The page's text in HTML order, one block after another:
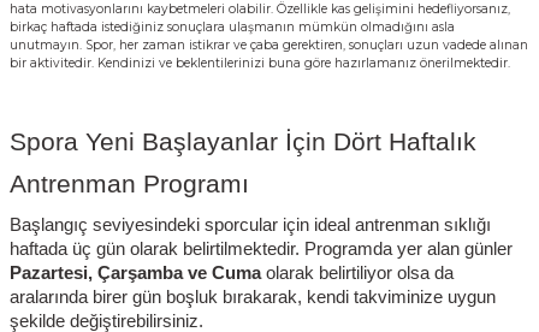
hata motivasyonlarını kaybetmeleri olabilir. Özellikle kas gelişimini hedefliyorsanız,
birkaç haftada istediğiniz sonuçlara ulaşmanın mümkün olmadığını asla
unutmayın. Spor, her zaman istikrar ve çaba gerektiren, sonuçları uzun vadede alınan
bir aktivitedir. Kendinizi ve beklentilerinizi buna göre hazırlamanız önerilmektedir.
Spora Yeni Başlayanlar İçin Dört Haftalık
Antrenman Programı
Başlangıç seviyesindeki sporcular için ideal antrenman sıklığı
haftada üç gün olarak belirtilmektedir. Programda yer alan günler
Pazartesi, Çarşamba ve Cumaolarak belirtiliyor olsa da
aralarında birer gün boşluk bırakarak, kendi takviminize uygun
şekilde değiştirebilirsiniz.